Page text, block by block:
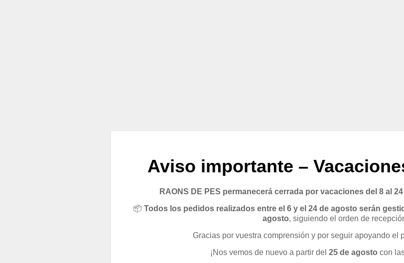
Aviso importante –
RAONS DE PES permanecerá cerrada por vacaciones del 8 al
📦 Todos los pedidos realizados entre el 6 y el 24 de agosto serán
agosto, siguiendo el orden de
Gracias por vuestra comprensión y por seguir apoyando el
¡Nos vemos de nuevo a partir del 25 de agosto con